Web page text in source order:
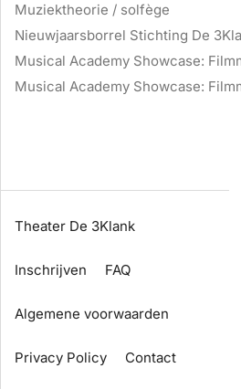
Muziektheorie / solfège
Nieuwjaarsborrel Stichting De
Musical Academy Showcase:
Musical Academy Showcase:
Theater De 3Klank
Inschrijven FAQ
Algemene voorwaarden
Privacy Policy Contact